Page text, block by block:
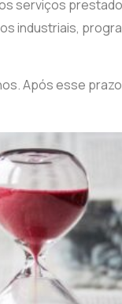
serviços
industriais,
Após esse